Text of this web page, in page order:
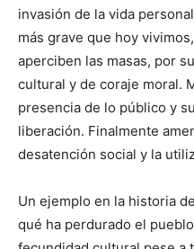
invasión de la vida
más grave que hoy
aperciben las masas, por
cultural y de coraje moral.
presencia de lo público y
liberación. Finalmente
desatención social y la
Un ejemplo en la historia
qué ha perdurado el